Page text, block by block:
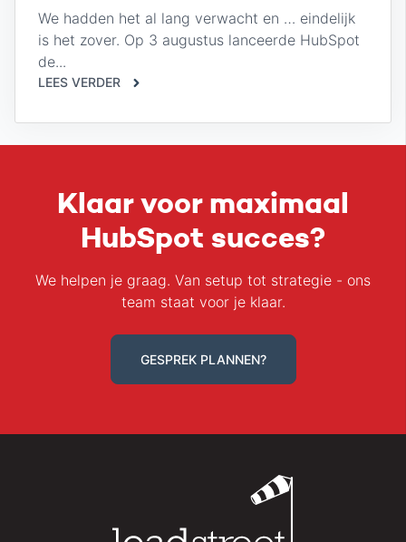
We hadden het al lang verwacht en … eindelijk
is het zover. Op 3 augustus lanceerde HubSpot
de...
LEES VERDER
Klaar voor maximaal
HubSpot succes?
We helpen je graag. Van setup tot strategie - ons
team staat voor je klaar.
GESPREK PLANNEN?